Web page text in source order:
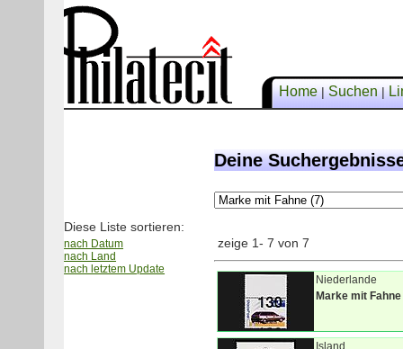
Home|Suchen|
Diese Liste sortieren:
nach Datum
nach Land
nach letztem Update
Deine
zeige 1- 7 von 7
Niederlande
Marke mit Fahne
Island